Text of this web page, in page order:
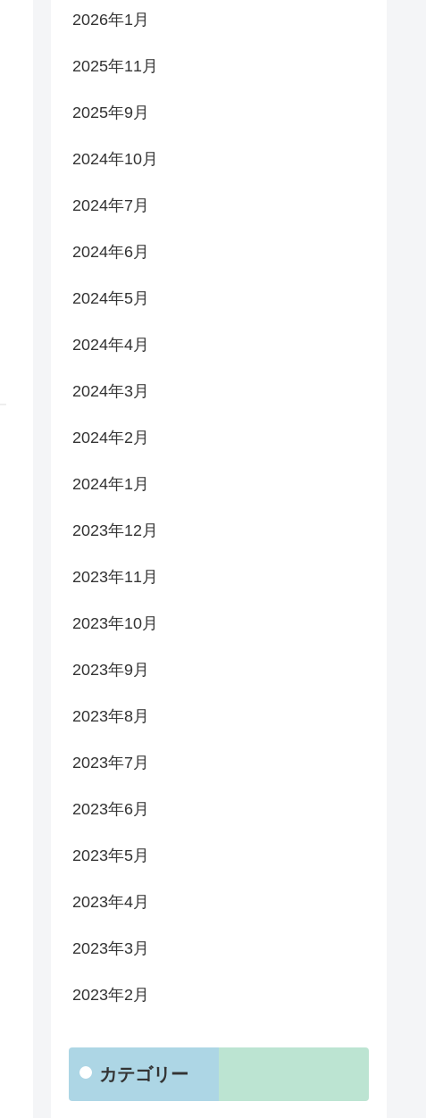
2026年1月
2025年11月
2025年9月
2024年10月
2024年7月
2024年6月
2024年5月
2024年4月
2024年3月
2024年2月
2024年1月
2023年12月
2023年11月
2023年10月
2023年9月
2023年8月
2023年7月
2023年6月
2023年5月
2023年4月
2023年3月
2023年2月
カテゴリー